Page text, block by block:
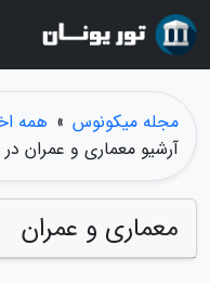
مجله میکونوس » همه
آرشیو معماری و عمران
معماری و عمران